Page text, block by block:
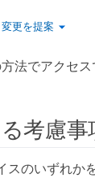
変更を提案
法でアクセス
考慮事
のいずれか